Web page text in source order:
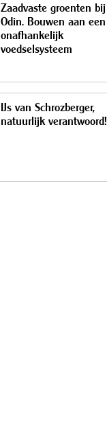
Zaadvaste groenten bij
Odin. Bouwen aan een
onafhankelijk
voedselsysteem
IJs van Schrozberger,
natuurlijk verantwoord!